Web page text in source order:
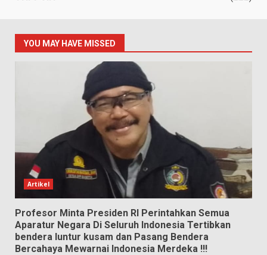
YOU MAY HAVE MISSED
Artikel
Profesor Minta Presiden RI Perintahkan Semua
Aparatur Negara Di Seluruh Indonesia Tertibkan
bendera luntur kusam dan Pasang Bendera
Bercahaya Mewarnai Indonesia Merdeka !!!